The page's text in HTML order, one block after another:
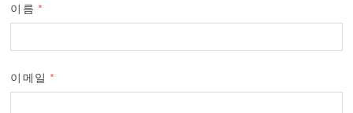
이름 *
이메일 *